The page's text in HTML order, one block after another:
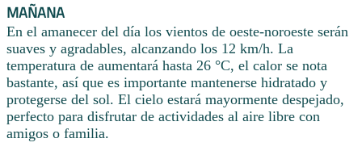
MAÑANA
En el amanecer del día los vientos de oeste-noroeste serán
suaves y agradables, alcanzando los 12 km/h. La
temperatura de aumentará hasta 26 °C, el calor se nota
bastante, así que es importante mantenerse hidratado y
protegerse del sol. El cielo estará mayormente despejado,
perfecto para disfrutar de actividades al aire libre con
amigos o familia.